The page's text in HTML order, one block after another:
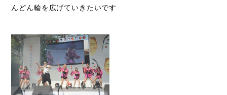
んどん輪を広げていきたいです